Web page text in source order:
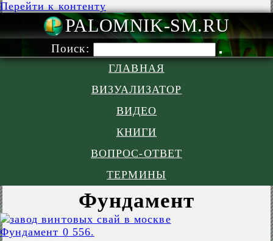
Перейти к контенту
PALOMNIK-
Поиск:
ГЛАВНАЯ
ВИЗУАЛИЗАТОР
ВИДЕО
КНИГИ
ВОПРОС-ОТВЕТ
ТЕРМИНЫ
Фундамент
Фундамент 0 556.